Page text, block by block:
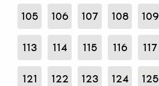
105 106 107 108 109
113 114 115 116 117
121 122 123 124 125